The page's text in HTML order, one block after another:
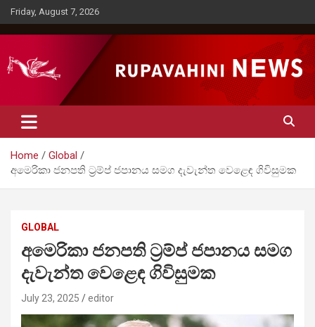
Skip
to
content
Friday, August 7, 2026
Rupavahini News
Home
Global
අමෙරිකා ජනපති ට්‍රම්ප් ජපානය සමග දැවැන්ත වෙළෙඳ ගිවිසුමක
GLOBAL
අමෙරිකා ජනපති ට්‍රම්ප් ජපානය සමග
දැවැන්ත වෙළෙඳ ගිවිසුමක
July 23, 2025 editor